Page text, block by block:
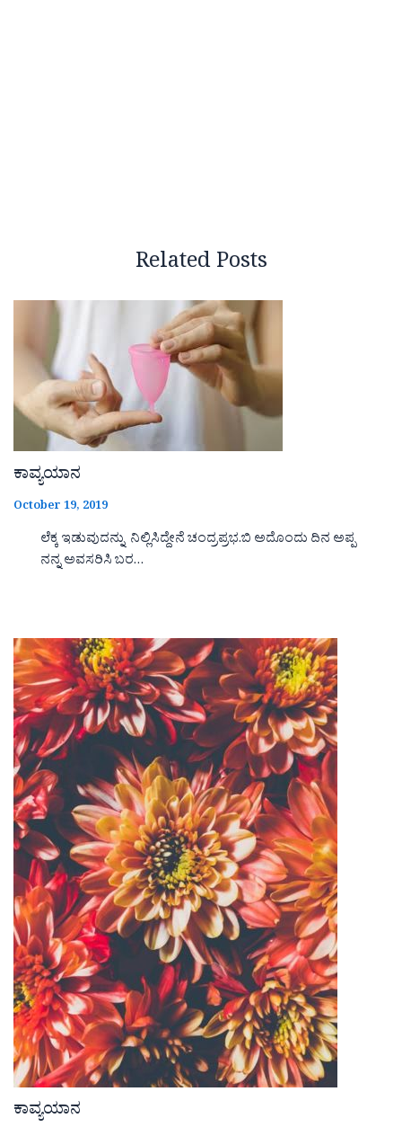
Related Posts
ಕಾವ್ಯಯಾನ
October 19, 2019
ಲೆಕ್ಕ ಇಡುವುದನ್ನು ನಿಲ್ಲಿಸಿದ್ದೇನೆ ಚಂದ್ರಪ್ರಭ.ಬಿ ಅದೊಂದು ದಿನ ಅಪ್ಪ
ನನ್ನ ಅವಸರಿಸಿ ಬರ…
ಕಾವ್ಯಯಾನ